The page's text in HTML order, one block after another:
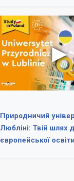
Природничий
Любліні: Твій шлях
європейської освіти